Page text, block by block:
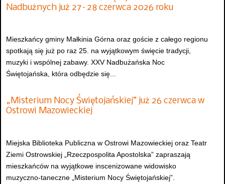
Nadbużnych już 27–28 czerwca 2026 roku
Mieszkańcy gminy Małkinia Górna oraz goście z całego regionu
spotkają się już po raz 25. na wyjątkowym święcie tradycji,
muzyki i wspólnej zabawy. XXV Nadbużańska Noc
Świętojańska, która odbędzie się...
„Misterium Nocy Świętojańskiej” już 26 czerwca w
Ostrowi Mazowieckiej
Miejska Biblioteka Publiczna w Ostrowi Mazowieckiej oraz Teatr
Ziemi Ostrowskiej „Rzeczpospolita Apostolska” zapraszają
mieszkańców na wyjątkowe inscenizowane widowisko
muzyczno-taneczne „Misterium Nocy Świętojańskiej”.